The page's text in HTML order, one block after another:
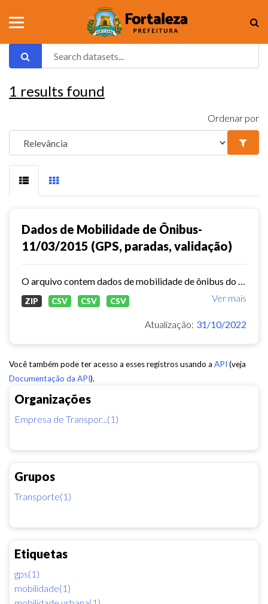
Organizações
Empresa de Transpor...(1)
Grupos
Transporte(1)
Etiquetas
gps(1)
mobilidade(1)
1 results found
Ordenar por
Dados de Mobilidade de Ônibus-
11/03/2015 (GPS, paradas, validação)
Ver mais
ZIP CSV CSV CSV
Atualização: 31/10/2022
Você também pode ter acesso a esses registros usando a API (veja
Documentação da API).